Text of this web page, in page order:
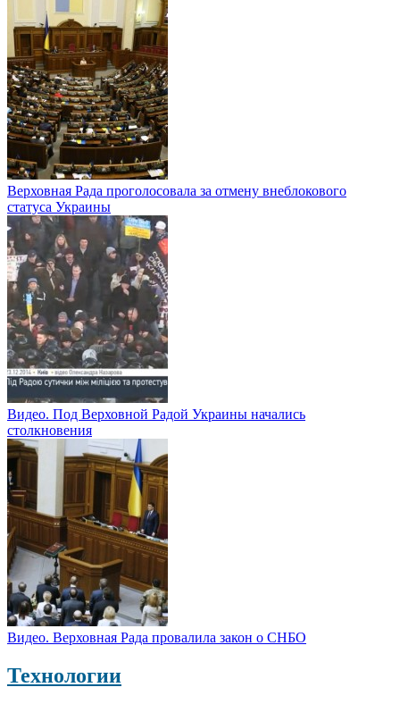
Верховная Рада проголосовала за отмену внеблокового
статуса Украины
Видео. Под Верховной Радой Украины начались
столкновения
Видео. Верховная Рада провалила закон о СНБО
Технологии